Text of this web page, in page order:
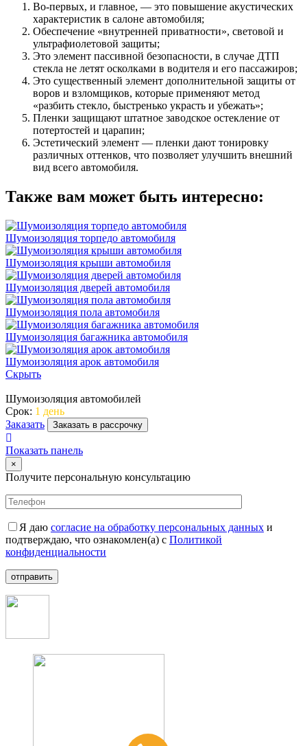
Во-первых, и главное, — это повышение акустических
характеристик в салоне автомобиля;
Обеспечение «внутренней приватности», световой и
ультрафиолетовой защиты;
Это элемент пассивной безопасности, в случае ДТП
стекла не летят осколками в водителя и его пассажиров;
Это существенный элемент дополнительной защиты от
воров и взломщиков, которые применяют метод
«разбить стекло, быстренько украсть и убежать»;
Пленки защищают штатное заводское остекление от
потертостей и царапин;
Эстетический элемент — пленки дают тонировку
различных оттенков, что позволяет улучшить внешний
вид всего автомобиля.
Также вам может быть интересно:
Шумоизоляция торпедо автомобиля
Шумоизоляция крыши автомобиля
Шумоизоляция дверей автомобиля
Шумоизоляция пола автомобиля
Шумоизоляция багажника автомобиля
Шумоизоляция арок автомобиля
Скрыть
Шумоизоляция автомобилей
Срок: 1 день
Заказать
Заказать в рассрочку
Показать панель
×
Получите персональную консультацию
Я даю согласие на обработку персональных данных и
подтверждаю, что ознакомлен(а) с Политикой
конфиденциальности
отправить